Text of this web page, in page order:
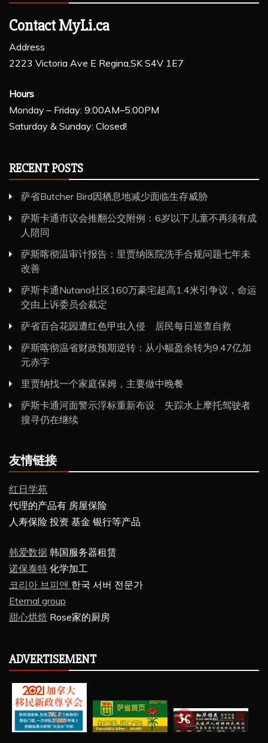
Contact MyLi.ca
Address
2223 Victoria Ave E Regina,SK S4V 1E7
Hours
Monday – Friday: 9:00AM–5:00PM
Saturday & Sunday: Closed!
RECENT POSTS
萨省Butcher Bird因栖息地减少面临生存威胁
萨斯卡通市议会推翻公交附例：6岁以下儿童不再须有成
人陪同
萨斯喀彻温审计报告：里贾纳医院洗手合规问题七年未
改善
萨斯卡通Nutana社区160万豪宅超高1.4米引争议，命运
交由上诉委员会裁定
萨省百合花园遭红色甲虫入侵 居民每日巡查自救
萨斯喀彻温省财政预期逆转：从小幅盈余转为9.47亿加
元赤字
里贾纳找一个家庭保姆，主要做中晚餐
萨斯卡通河面警示浮标重新布设 失踪水上摩托驾驶者
搜寻仍在继续
友情链接
红日学苑
代理的产品有 房屋保险
人寿保险 投资 基金 银行等产品
韩爱数据 韩国服务器租赁
诺保泰特 化学加工
코리아 브피앤 한국 서버 전문가
Eternal group
甜心烘焙 Rose家的厨房
ADVERTISEMENT